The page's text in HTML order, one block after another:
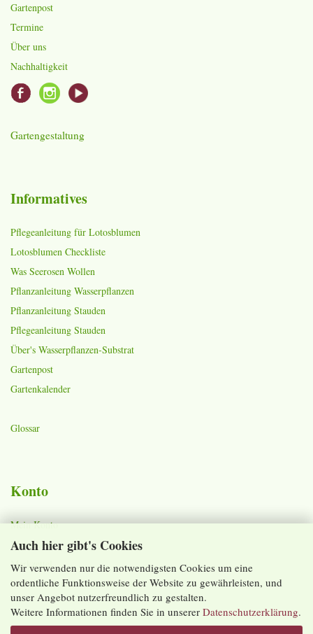
Auch hier gibt's Cookies
Wir verwenden nur die notwendigsten Cookies um eine
ordentliche Funktionsweise der Website zu gewährleisten, und
unser Angebot nutzerfreundlich zu gestalten.
Weitere Informationen finden Sie in unserer Datenschutzerklärung.
Gartenpost
Termine
Über uns
Nachhaltigkeit
Gartengestaltung
Informatives
Pflegeanleitung für Lotosblumen
Lotosblumen Checkliste
Was Seerosen Wollen
Pflanzanleitung Wasserpflanzen
Pflanzanleitung Stauden
Pflegeanleitung Stauden
Über's Wasserpflanzen-Substrat
Gartenpost
Gartenkalender
Glossar
Konto
Mein Konto
Warenkorb
Merkzettel
Lieferzeiten und Versandkosten